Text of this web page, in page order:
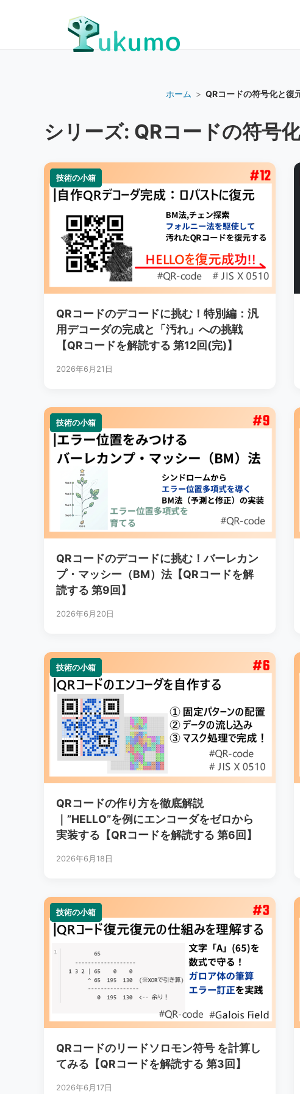
ホーム > QRコードの符号化と復
シリーズ: QRコードの符号
技術の小箱
技術の小箱
QRコードのデコードに挑む！特別編：汎
用デコーダの完成と「汚れ」への挑戦
【QRコードを解読する 第12回(完)】
2026年6月21日
技術の小箱
技術の小箱
QRコードのデコードに挑む！バーレカン
プ・マッシー（BM）法【QRコードを解
読する 第9回】
2026年6月20日
技術の小箱
技術の小箱
QRコードの作り方を徹底解説
｜”HELLO”を例にエンコーダをゼロから
実装する【QRコードを解読する 第6回】
2026年6月18日
技術の小箱
技術の小箱
QRコードのリードソロモン符号 を計算し
てみる【QRコードを解読する 第3回】
2026年6月17日